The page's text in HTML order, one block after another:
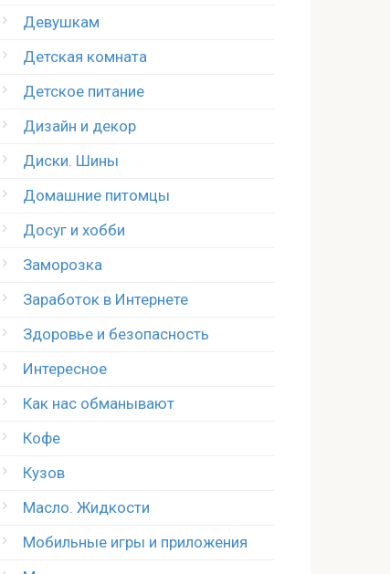
Девушкам
Детская комната
Детское питание
Дизайн и декор
Диски. Шины
Домашние питомцы
Досуг и хобби
Заморозка
Заработок в Интернете
Здоровье и безопасность
Интересное
Как нас обманывают
Кофе
Кузов
Масло. Жидкости
Мобильные игры и приложения